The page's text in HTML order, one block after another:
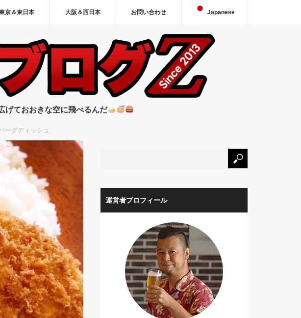
京＆東日本 大阪＆西日本 お問い合わせ Japanese
げておおきな空に飛べるんだ
ーグディッシュ
運営者プロフィール